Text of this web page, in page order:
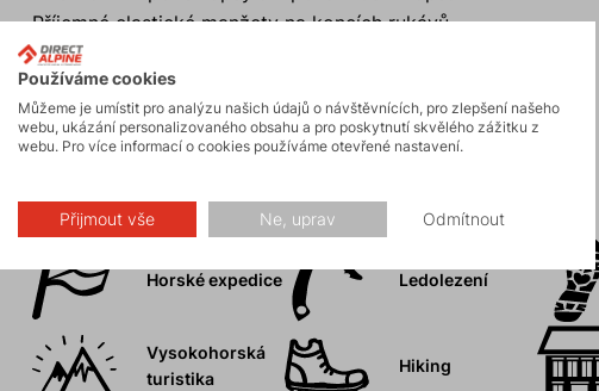
Příjemné elastické manžety na koncích rukávů.
Prodloužený zadní díl.
Aktivity
Horské expedice Ledolezení
Vysokohorská
turistika
Hiking
Používáme cookies
Můžeme je umístit pro analýzu našich údajů o návštěvnících, pro zlepšení našeho
webu, ukázání personalizovaného obsahu a pro poskytnutí skvělého zážitku z
webu. Pro více informací o cookies používáme otevřené nastavení.
Přijmout vše Ne, uprav Odmítnout